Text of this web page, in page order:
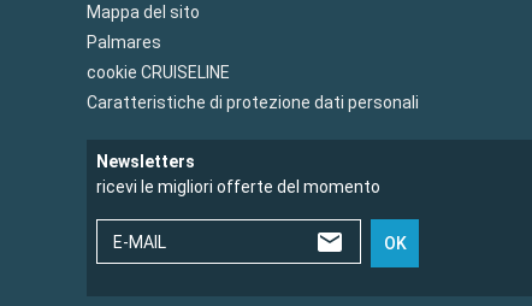
Mappa del sito
Palmares
cookie CRUISELINE
Caratteristiche di protezione dati personali
Newsletters
ricevi le migliori offerte del momento
E-MAIL OK